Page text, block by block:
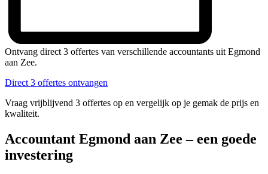
Ontvang direct 3 offertes van verschillende accountants uit Egmond
aan Zee.
Direct 3 offertes ontvangen
Vraag vrijblijvend 3 offertes op en vergelijk op je gemak de prijs en
kwaliteit.
Accountant Egmond aan Zee – een goede
investering